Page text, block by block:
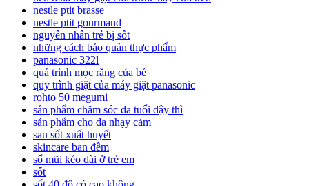
nestle ptit brasse
nestle ptit gourmand
nguyên nhân trẻ bị sốt
những cách bảo quản thực phẩm
panasonic 322l
quá trình mọc răng của bé
quy trình giặt của máy giặt panasonic
rohto 50 megumi
sản phẩm chăm sóc da tuổi dậy thì
sản phẩm cho da nhạy cảm
sau sốt xuất huyết
skincare ban đêm
sổ mũi kéo dài ở trẻ em
sốt